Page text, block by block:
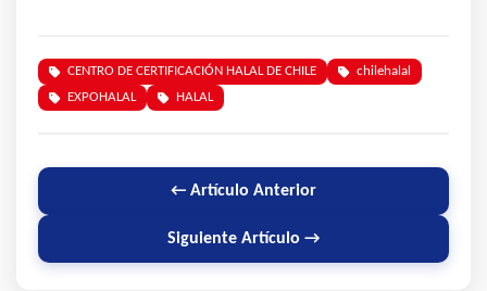
CENTRO DE CERTIFICACIÓN HALAL DE CHILE
chilehalal
EXPOHALAL
HALAL
← Artículo Anterior
Siguiente Artículo →